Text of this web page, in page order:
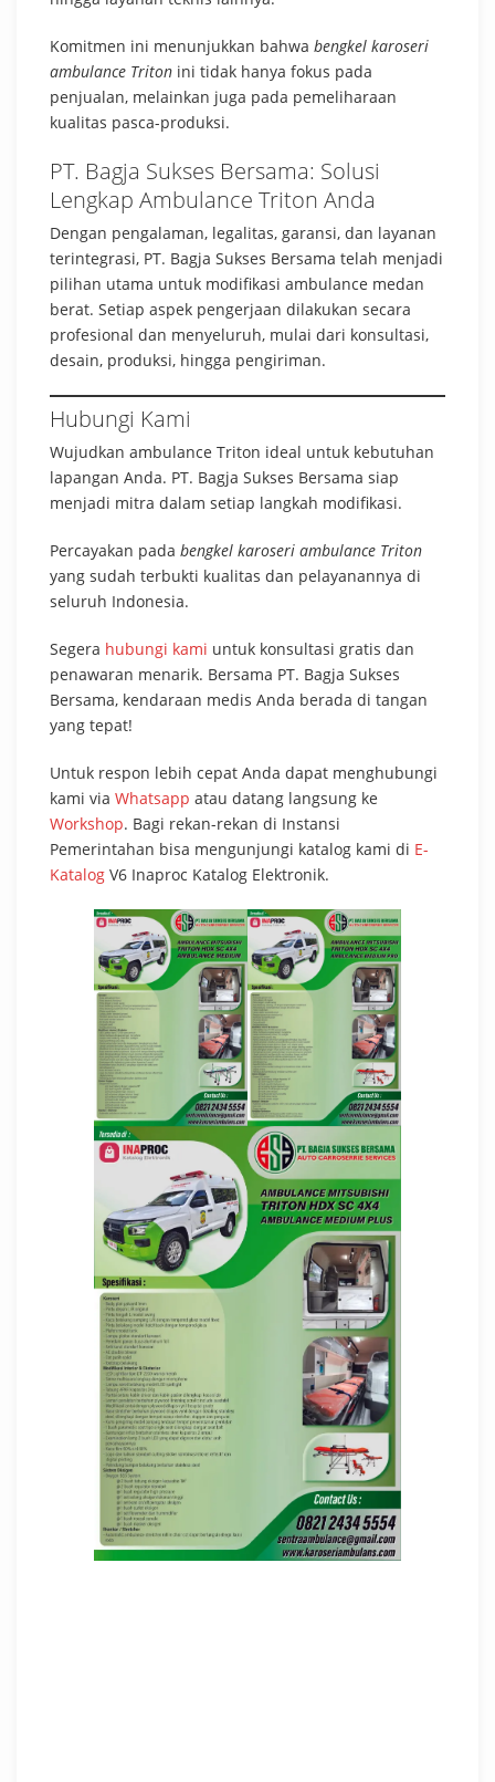
Komitmen ini menunjukkan bahwa bengkel karoseri
ambulance Triton ini tidak hanya fokus pada
penjualan, melainkan juga pada pemeliharaan
kualitas pasca-produksi.
PT. Bagja Sukses Bersama: Solusi
Lengkap Ambulance Triton Anda
Dengan pengalaman, legalitas, garansi, dan layanan
terintegrasi, PT. Bagja Sukses Bersama telah menjadi
pilihan utama untuk modifikasi ambulance medan
berat. Setiap aspek pengerjaan dilakukan secara
profesional dan menyeluruh, mulai dari konsultasi,
desain, produksi, hingga pengiriman.
Hubungi Kami
Wujudkan ambulance Triton ideal untuk kebutuhan
lapangan Anda. PT. Bagja Sukses Bersama siap
menjadi mitra dalam setiap langkah modifikasi.
Percayakan pada bengkel karoseri ambulance Triton
yang sudah terbukti kualitas dan pelayanannya di
seluruh Indonesia.
Segera hubungi kami untuk konsultasi gratis dan
penawaran menarik. Bersama PT. Bagja Sukses
Bersama, kendaraan medis Anda berada di tangan
yang tepat!
Untuk respon lebih cepat Anda dapat menghubungi
kami via Whatsapp atau datang langsung ke
Workshop. Bagi rekan-rekan di Instansi
Pemerintahan bisa mengunjungi katalog kami di E-
Katalog V6 Inaproc Katalog Elektronik.